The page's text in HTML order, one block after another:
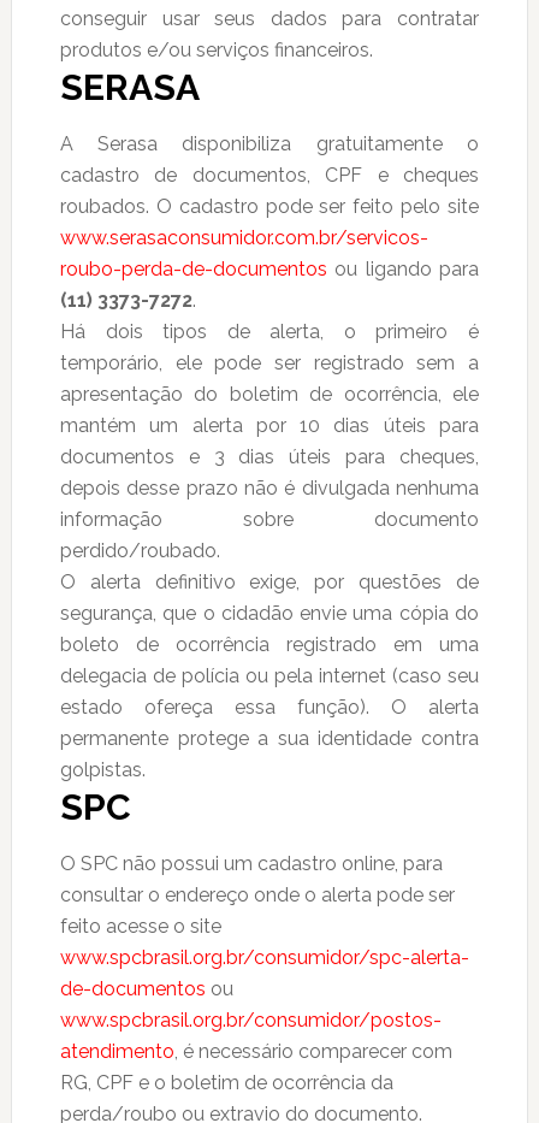
conseguir usar seus dados para contratar
produtos e/ou serviços financeiros.
SERASA
A Serasa disponibiliza gratuitamente o
cadastro de documentos, CPF e cheques
roubados. O cadastro pode ser feito pelo site
www.serasaconsumidor.com.br/servicos-
roubo-perda-de-documentos ou ligando para
(11) 3373-7272.
Há dois tipos de alerta, o primeiro é
temporário, ele pode ser registrado sem a
apresentação do boletim de ocorrência, ele
mantém um alerta por 10 dias úteis para
documentos e 3 dias úteis para cheques,
depois desse prazo não é divulgada nenhuma
informação sobre documento
perdido/roubado.
O alerta definitivo exige, por questões de
segurança, que o cidadão envie uma cópia do
boleto de ocorrência registrado em uma
delegacia de polícia ou pela internet (caso seu
estado ofereça essa função). O alerta
permanente protege a sua identidade contra
golpistas.
SPC
O SPC não possui um cadastro online, para
consultar o endereço onde o alerta pode ser
feito acesse o site
www.spcbrasil.org.br/consumidor/spc-alerta-
de-documentos ou
www.spcbrasil.org.br/consumidor/postos-
atendimento, é necessário comparecer com
RG, CPF e o boletim de ocorrência da
perda/roubo ou extravio do documento.